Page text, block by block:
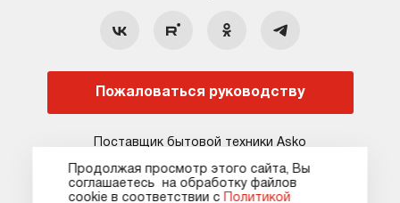
Краснодарhello@asko-shop.ru
О компании Ремонт
Статьи и акции
Сервисные центры Кредит и рассрочка
Гарантия Карта сайта
Пожаловаться руководству
Поставщик бытовой техники Asko
Продолжая просмотр этого сайта, Вы
соглашаетесь на обработку файлов
сооkie в соответствии с
Политикой